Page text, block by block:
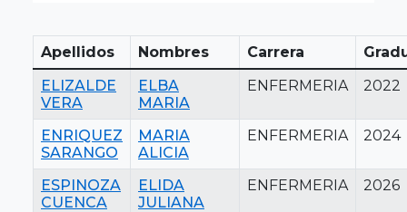
Apellidos Nombres Carrera
ELIZALDE
VERA
ELBA
MARIA
ENFERMERIA 2022
ENRIQUEZ
SARANGO
MARIA
ALICIA
ENFERMERIA 2024
ESPINOZA
CUENCA
ELIDA
JULIANA
ENFERMERIA 2026